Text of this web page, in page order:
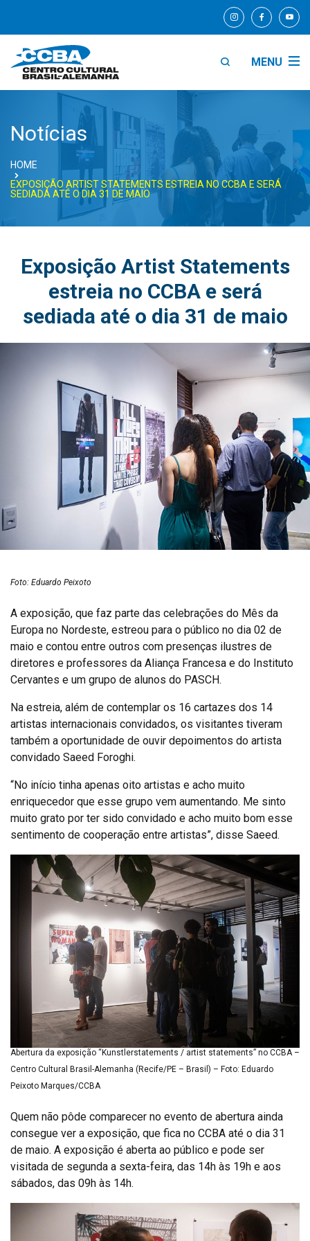
MENU
Notícias
HOME
EXPOSIÇÃO ARTIST STATEMENTS ESTREIA NO CCBA E SERÁ
SEDIADA ATÉ O DIA 31 DE MAIO
Exposição Artist Statements
estreia no CCBA e será
sediada até o dia 31 de maio
Foto: Eduardo Peixoto
A exposição, que faz parte das celebrações do Mês da
Europa no Nordeste, estreou para o público no dia 02 de
maio e contou entre outros com presenças ilustres de
diretores e professores da Aliança Francesa e do Instituto
Cervantes e um grupo de alunos do PASCH.
Na estreia, além de contemplar os 16 cartazes dos 14
artistas internacionais convidados, os visitantes tiveram
também a oportunidade de ouvir depoimentos do artista
convidado Saeed Foroghi.
“No início tinha apenas oito artistas e acho muito
enriquecedor que esse grupo vem aumentando. Me sinto
muito grato por ter sido convidado e acho muito bom esse
sentimento de cooperação entre artistas”, disse Saeed.
Abertura da exposição “Kunstlerstatements / artist statements” no CCBA –
Centro Cultural Brasil-Alemanha (Recife/PE – Brasil) – Foto: Eduardo
Peixoto Marques/CCBA
Quem não pôde comparecer no evento de abertura ainda
consegue ver a exposição, que fica no CCBA até o dia 31
de maio. A exposição é aberta ao público e pode ser
visitada de segunda a sexta-feira, das 14h às 19h e aos
sábados, das 09h às 14h.